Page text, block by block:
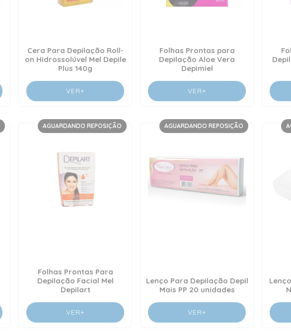
Cera Para Depilação Roll-
on Hidrossolúvel Mel Depile
Plus 140g
VER+
Folhas Prontas para
Depilação Aloe Vera
Depimiel
VER+
AGUARDANDO REPOSIÇÃO
Folhas Prontas Para
Depilação Facial Mel
Depilart
VER+
AGUARDANDO REPOSIÇÃO
Lenço Para Depilação Depil
Mais PP 20 unidades
VER+